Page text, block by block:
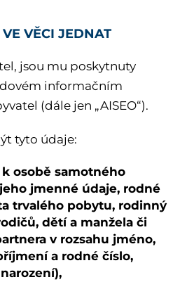
VĚCI JEDNAT
jsou mu poskytnuty
informačním
(dále jen „AISEO“).
tyto údaje:
osobě samotného
jmenné údaje, rodné
trvalého pobytu, rodinný
dětí a manžela či
v rozsahu jméno,
a rodné číslo,